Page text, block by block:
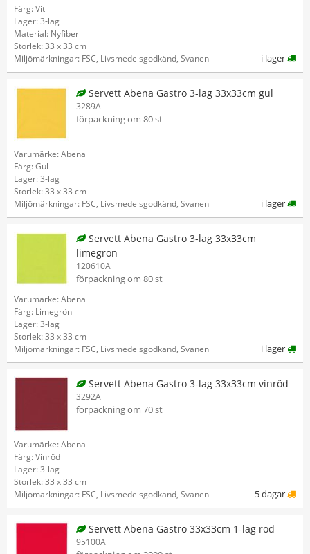
Färg: Vit
Lager: 3-lag
Material: Nyfiber
Storlek: 33 x 33 cm
Miljömärkningar: FSC, Livsmedelsgodkänd, Svanen
i lager
Servett Abena Gastro 3-lag 33x33cm gul
3289A
förpackning om 80 st
Varumärke: Abena
Färg: Gul
Lager: 3-lag
Storlek: 33 x 33 cm
Miljömärkningar: FSC, Livsmedelsgodkänd, Svanen
i lager
Servett Abena Gastro 3-lag 33x33cm
limegrön
120610A
förpackning om 80 st
Varumärke: Abena
Färg: Limegrön
Lager: 3-lag
Storlek: 33 x 33 cm
Miljömärkningar: FSC, Livsmedelsgodkänd, Svanen
i lager
Servett Abena Gastro 3-lag 33x33cm vinröd
3292A
förpackning om 70 st
Varumärke: Abena
Färg: Vinröd
Lager: 3-lag
Storlek: 33 x 33 cm
Miljömärkningar: FSC, Livsmedelsgodkänd, Svanen
5 dagar
Servett Abena Gastro 33x33cm 1-lag röd
95100A